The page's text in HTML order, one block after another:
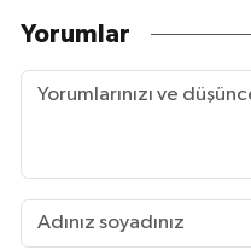
Yorumlar